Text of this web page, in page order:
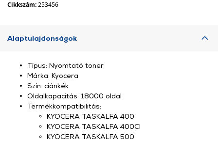
Cikkszám:253456
Alaptulajdonságok
Típus: Nyomtató toner
Márka: Kyocera
Szín: ciánkék
Oldalkapacitás: 18000 oldal
Termékkompatibilitás:
KYOCERA TASKALFA 400
KYOCERA TASKALFA 400CI
KYOCERA TASKALFA 500